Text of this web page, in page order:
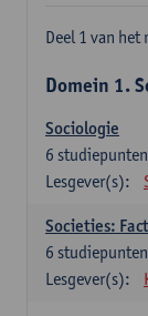
Deel 1 van
Domein 1.
Sociologie
6 studiepunten
Lesgever(s):
Societies:
6 studiepunten
Lesgever(s):